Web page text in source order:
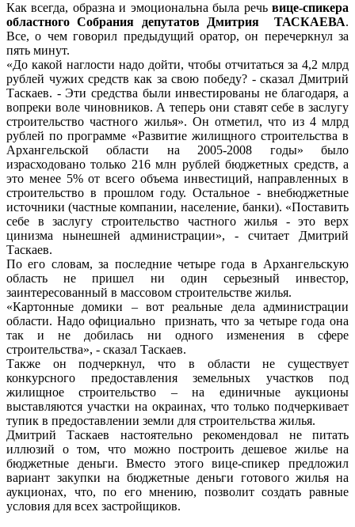
Как всегда, образна и эмоциональна была речь вице-спикера
областного Собрания депутатов Дмитрия ТАСКАЕВА.
Все, о чем говорил предыдущий оратор, он перечеркнул за
пять минут.
«До какой наглости надо дойти, чтобы отчитаться за 4,2 млрд
рублей чужих средств как за свою победу? - сказал Дмитрий
Таскаев. - Эти средства были инвестированы не благодаря, а
вопреки воле чиновников. А теперь они ставят себе в заслугу
строительство частного жилья». Он отметил, что из 4 млрд
рублей по программе «Развитие жилищного строительства в
Архангельской области на 2005-2008 годы» было
израсходовано только 216 млн рублей бюджетных средств, а
это менее 5% от всего объема инвестиций, направленных в
строительство в прошлом году. Остальное - внебюджетные
источники (частные компании, население, банки). «Поставить
себе в заслугу строительство частного жилья - это верх
цинизма нынешней администрации», - считает Дмитрий
Таскаев.
По его словам, за последние четыре года в Архангельскую
область не пришел ни один серьезный инвестор,
заинтересованный в массовом строительстве жилья.
«Картонные домики – вот реальные дела администрации
области. Надо официально признать, что за четыре года она
так и не добилась ни одного изменения в сфере
строительства», - сказал Таскаев.
Также он подчеркнул, что в области не существует
конкурсного предоставления земельных участков под
жилищное строительство – на единичные аукционы
выставляются участки на окраинах, что только подчеркивает
тупик в предоставлении земли для строительства жилья.
Дмитрий Таскаев настоятельно рекомендовал не питать
иллюзий о том, что можно построить дешевое жилье на
бюджетные деньги. Вместо этого вице-спикер предложил
вариант закупки на бюджетные деньги готового жилья на
аукционах, что, по его мнению, позволит создать равные
условия для всех застройщиков.